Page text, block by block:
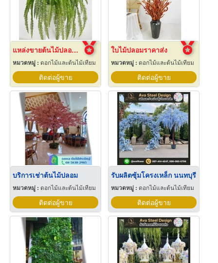
แหล่งขายต้นไม้ปลอมราคาถูก
หมวดหมู่ : ดอกไม้และต้นไม้เทียม
ติดต่อผู้ขาย
ใบไม้ปลอมราคาส่ง
หมวดหมู่ :ดอกไม้และต้นไม้เทียม
ติดต่อผู้ขาย
บริการเช่าต้นไม้ปลอม
หมวดหมู่ : ดอกไม้และต้นไม้เทียม
ติดต่อผู้ขาย
รับผลิตซุ้มโครงเหล็ก นนทบุรี
หมวดหมู่ : ดอกไม้และต้นไม้เทียม
ติดต่อผู้ขาย